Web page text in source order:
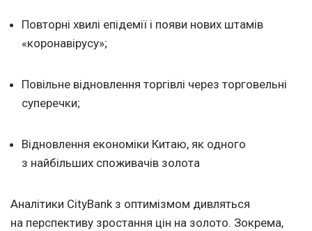
Повторні хвилі епідемії і появи нових штамів
«коронавірусу»;
Повільне відновлення торгівлі через торговельні
суперечки;
Відновлення економіки Китаю, як одного
з найбільших споживачів золота
Аналітики CityBank з оптимізмом дивляться
на перспективу зростання цін на золото. Зокрема,